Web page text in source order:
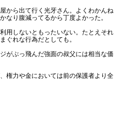
から出て行く光牙さん。よくわかんね
なり腹減ってるから丁度よかった。
用しないともったいない。たとえそれ
ぐれな行為だとしても。
がぶっ飛んだ強面の叔父には相当な価
権力や金においては前の保護者より全